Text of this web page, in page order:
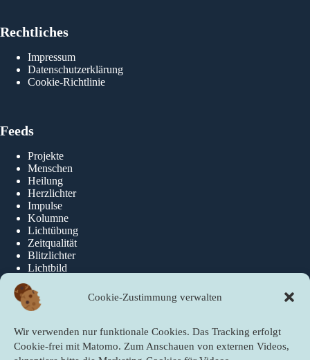
Cookie-Zustimmung verwalten
Wir verwenden nur funktionale Cookies. Das Tracking erfolgt
Cookie-frei mit Matomo. Zum Anschauen von externen Videos,
Rechtliches
Impressum
Datenschutzerklärung
Cookie-Richtlinie
Feeds
Projekte
Menschen
Heilung
Herzlichter
Impulse
Kolumne
Lichtübung
Zeitqualität
Blitzlichter
Lichtbild
Über Uns